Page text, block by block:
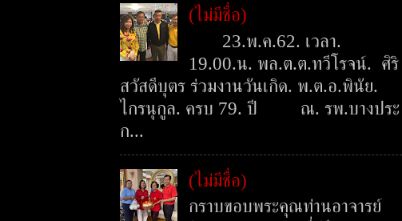
(ไม่มีชื่อ)
23.พ.ค.62. เวลา.
19.00.น. พล.ต.ต.ทวีโรจน์. ศิริ
สวัสดีบุตร ร่วมงานวันเกิด. พ.ต.อ.พินัย.
ไกรนุกูล. ครบ 79. ปี ณ. รพ.บางประ
ก...
(ไม่มีชื่อ)
กราบขอบพระคุณท่านอาจารย์